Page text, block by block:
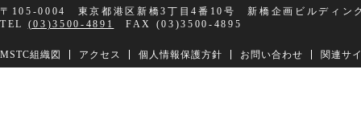
〒105-0004 東京都港区新橋3丁目4番10号 新橋企画ビルディン
TEL (03)3500-4891 FAX (03)3500-4895
MSTC組織図 アクセス 個人情報保護方針 お問い合わせ 関連サ